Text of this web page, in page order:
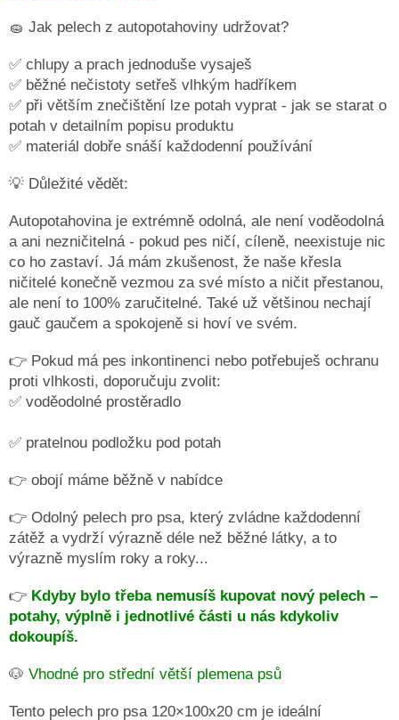
platba
Měna
(CZK)
Přihlášení
🧽 Jak pelech z autopotahoviny udržovat?
✅ chlupy a prach jednoduše vysaješ
✅ běžné nečistoty setřeš vlhkým hadříkem
✅ při větším znečištění lze potah vyprat - jak se starat o
potah v detailním popisu produktu
✅ materiál dobře snáší každodenní používání
💡 Důležité vědět:
Autopotahovina je extrémně odolná, ale není voděodolná
a ani nezničitelná - pokud pes ničí, cíleně, neexistuje nic
co ho zastaví. Já mám zkušenost, že naše křesla
ničitelé konečně vezmou za své místo a ničit přestanou,
ale není to 100% zaručitelné. Také už většinou nechají
gauč gaučem a spokojeně si hoví ve svém.
👉 Pokud má pes inkontinenci nebo potřebuješ ochranu
proti vlhkosti, doporučuju zvolit:
✅ voděodolné prostěradlo
✅ pratelnou podložku pod potah
👉 obojí máme běžně v nabídce
👉 Odolný pelech pro psa, který zvládne každodenní
zátěž a vydrží výrazně déle než běžné látky, a to
výrazně myslím roky a roky...
👉 Kdyby bylo třeba nemusíš kupovat nový pelech –
potahy, výplně i jednotlivé části u nás kdykoliv
dokoupíš.
🐶 Vhodné pro střední větší plemena psů
Tento pelech pro psa 120×100x20 cm je ideální